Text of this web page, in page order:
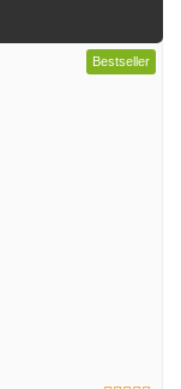
Bestseller